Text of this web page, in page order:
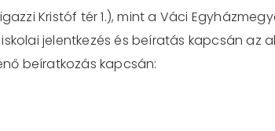
Kristóf tér 1.), mint a Váci
jelentkezés és beíratás kapcsán az
beíratkozás kapcsán: